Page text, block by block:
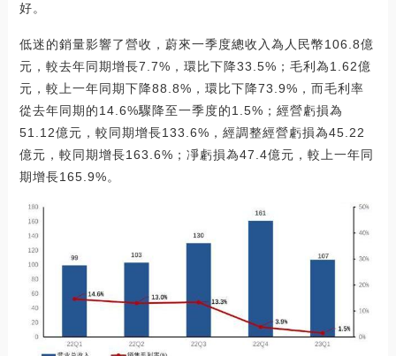
好。
低迷的銷量影響了營收，蔚來一季度總收入為人民幣106.8億
元，較去年同期增長7.7%，環比下降33.5%；毛利為1.62億
元，較上一年同期下降88.8%，環比下降73.9%，而毛利率
從去年同期的14.6%驟降至一季度的1.5%；經營虧損為
51.12億元，較同期增長133.6%，經調整經營虧損為45.22
億元，較同期增長163.6%；凈虧損為47.4億元，較上一年同
期增長165.9%。